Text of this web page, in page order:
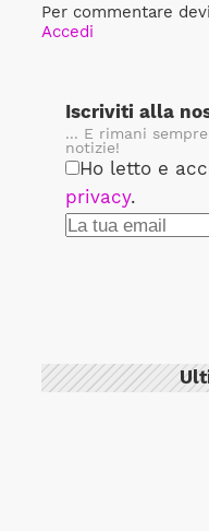
Per commentare
Accedi
Iscriviti alla
... E rimani
notizie!
Ho letto e
privacy.